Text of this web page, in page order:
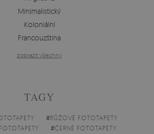
Minimalistický
Koloniální
Francouzština
zobrazit všechny
TAGY
#RŮŽOVÉ FOTOTAPETY
#ČERNÉ FOTOTAPETY